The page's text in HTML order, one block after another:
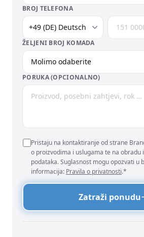
BROJ TELEFONA
ŽELJENI BROJ KOMADA
PORUKA (OPCIONALNO)
Pristaju na kontaktiranje od strane
o proizvodima i uslugama te na obradu
podataka. Suglasnost mogu opozvati u
informacija: Pravila o privatnosti.*
Zatraži ponudu